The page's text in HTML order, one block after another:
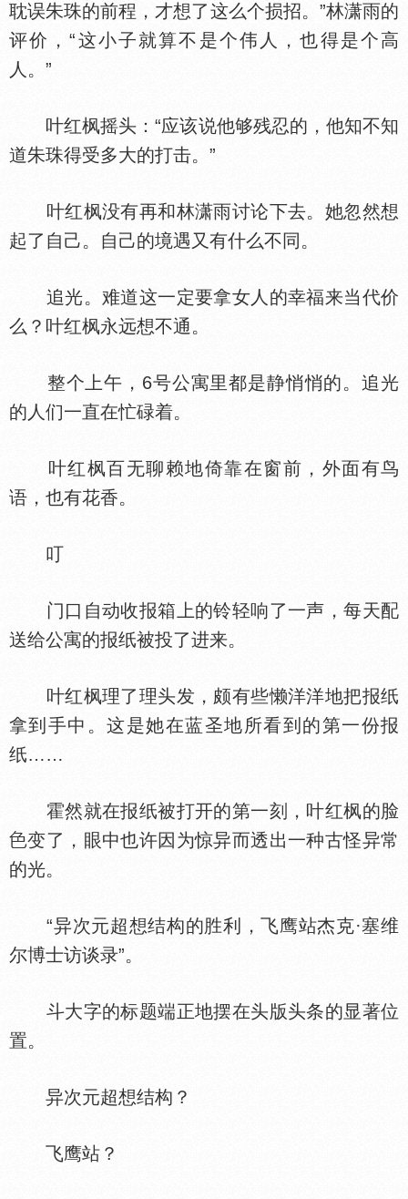
耽误朱珠的前程，才想了这么个损招。”林潇雨的
评价，“这小子就算不是个伟人，也得是个高
人。”
叶红枫摇头：“应该说他够残忍的，他知不知
道朱珠得受多大的打击。”
叶红枫没有再和林潇雨讨论下去。她忽然想
起了自己。自己的境遇又有什么不同。
追光。难道这一定要拿女人的幸福来当代价
么？叶红枫永远想不通。
整个上午，6号公寓里都是静悄悄的。追光
的人们一直在忙碌着。
叶红枫百无聊赖地倚靠在窗前，外面有鸟
语，也有花香。
叮
门口自动收报箱上的铃轻响了一声，每天配
送给公寓的报纸被投了进来。
叶红枫理了理头发，颇有些懒洋洋地把报纸
拿到手中。这是她在蓝圣地所看到的第一份报
纸……
霍然就在报纸被打开的第一刻，叶红枫的脸
变了，眼中也许因为惊异而透出一种古怪异常
的光。
“异次元超想结构的胜利，飞鹰站杰克·塞维
尔博士访谈录”。
斗大字的标题端正地摆在头版头条的显著位
置。
异次元超想结构？
飞鹰站？